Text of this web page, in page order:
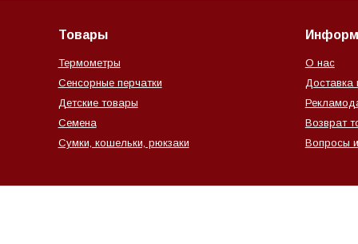
Товары
Термометры
Сенсорные перчатки
Детские товары
Семена
Сумки, кошельки, рюкзаки
О нас
Доставка
Возврат
Вопросы